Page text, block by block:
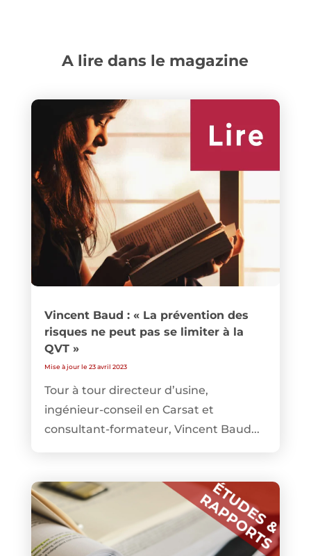
A lire dans le magazine
Vincent Baud : « La prévention des
risques ne peut pas se limiter à la
QVT »
Mise à jour le 23 avril 2023
Tour à tour directeur d’usine,
ingénieur-conseil en Carsat et
consultant-formateur, Vincent Baud...